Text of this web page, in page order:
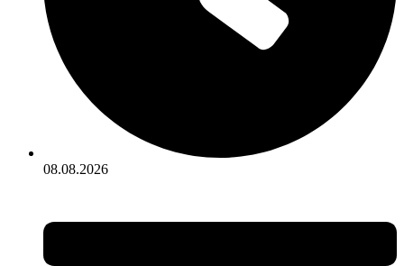
08.08.2026